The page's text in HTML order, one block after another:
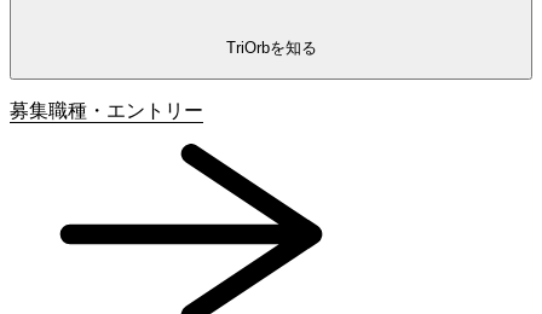
TriOrbを知る
募集職種・ エントリー